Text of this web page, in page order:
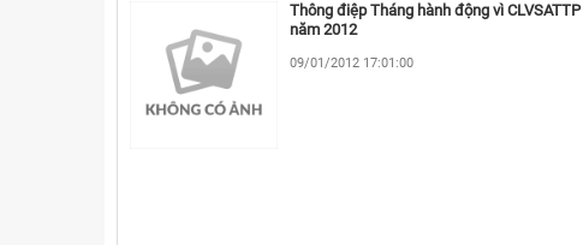
Thông điệp Tháng hành động vì CLVSATTP
năm 2012
09/01/2012 17:01:00